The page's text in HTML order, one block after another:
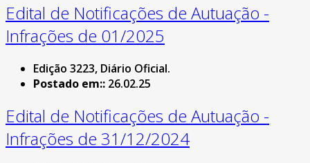
Edital de Notificações de Autuação -
Infrações de 01/2025
Edição 3223, Diário Oficial.
Postado em:: 26.02.25
Edital de Notificações de Autuação -
Infrações de 31/12/2024